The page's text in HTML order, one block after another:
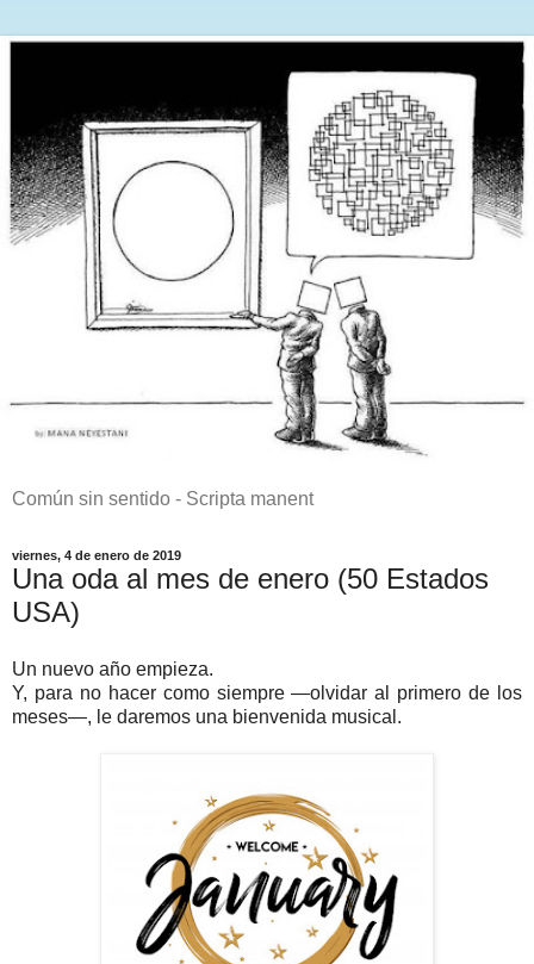
Común sin sentido - Scripta manent
viernes, 4 de enero de 2019
Una oda al mes de enero (50 Estados
USA)
Un nuevo año empieza.
Y, para no hacer como siempre —olvidar al primero de los
meses—, le daremos una bienvenida musical.